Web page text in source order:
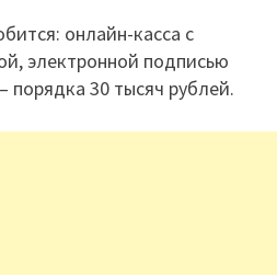
онлайн-касса с
электронной подписью
порядка 30 тысяч рублей.